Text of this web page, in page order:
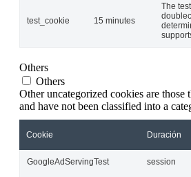
test_cookie 15 minutes
The
Others
Others
Other uncategorized cookies are those
and have not been classified into a
Cookie Duración
GoogleAdServingTest session